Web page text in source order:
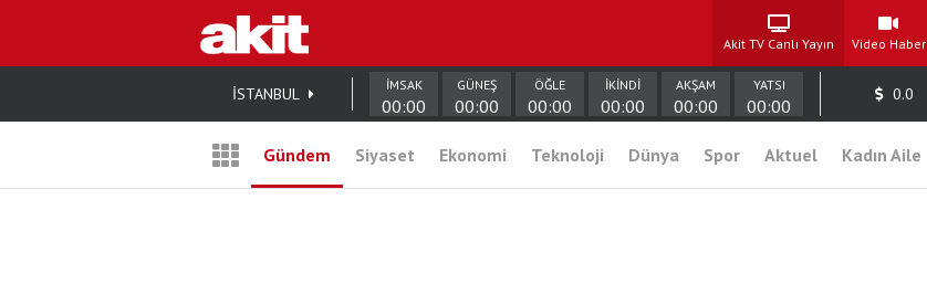
Akit TV Canlı Yayın Video Haber
İSTANBUL İMSAK
00:00
GÜNEŞ
00:00
ÖĞLE
00:00
İKİNDİ
00:00
AKŞAM
00:00
YATSI
00:00
0.0
Gündem Siyaset Ekonomi Teknoloji Dünya Spor Aktuel Kadın Aile